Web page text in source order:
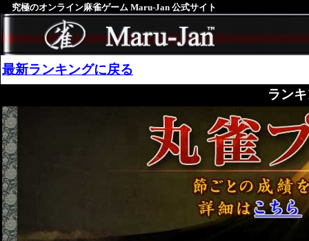
究極のオンライン麻雀ゲーム Maru-Jan 公式サイト
最新ランキングに戻る
ラン